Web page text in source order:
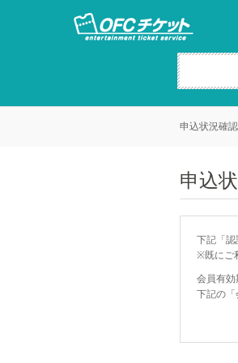
申込状況確
申込
下記「認
※既にご
会員有効
下記の「